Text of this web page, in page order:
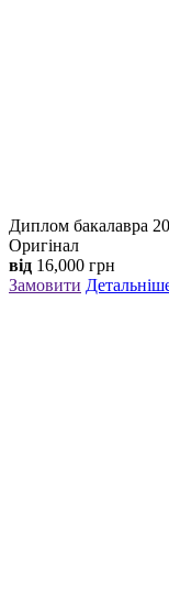
Диплом бакалавра
Оригінал
від 16,000 грн
Замовити